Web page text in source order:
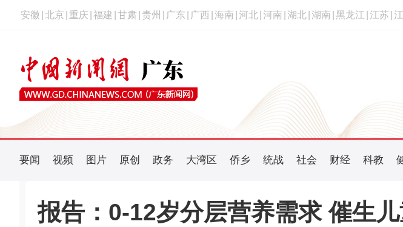
安徽 北京 重庆 福建 甘肃 贵州 广东 广西 海南 河北 河南 湖北 湖南 黑龙江 江苏
要闻 视频 图片 原创 政务 大湾区 侨乡 统战 社会 财经 科教
报告：0-12岁分层营养需求 催生